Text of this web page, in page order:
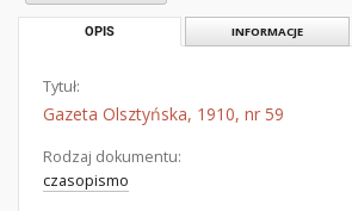
OPIS INFORMACJE
Tytuł:
Gazeta Olsztyńska, 1910, nr 59
Rodzaj dokumentu:
czasopismo